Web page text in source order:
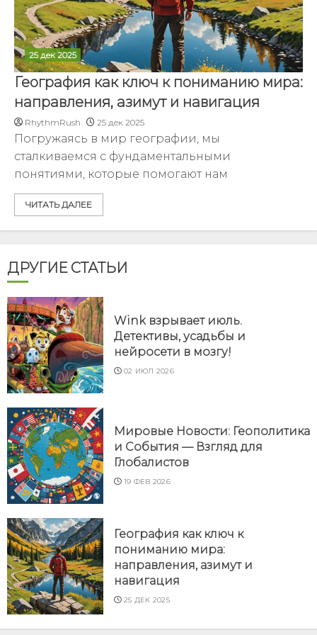
25 дек 2025
География как ключ к пониманию мира:
направления, азимут и навигация
RhythmRush 25 дек 2025
Погружаясь в мир географии, мы
сталкиваемся с фундаментальными
понятиями, которые помогают нам
ЧИТАТЬ ДАЛЕЕ
ДРУГИЕ СТАТЬИ
Wink взрывает июль.
Детективы, усадьбы и
нейросети в мозгу!
02 ИЮЛ 2026
Мировые Новости: Геополитика
и События — Взгляд для
Глобалистов
19 ФЕВ 2026
География как ключ к
пониманию мира:
направления, азимут и
навигация
25 ДЕК 2025